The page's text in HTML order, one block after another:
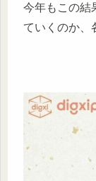
今年もこの結
ていくのか、